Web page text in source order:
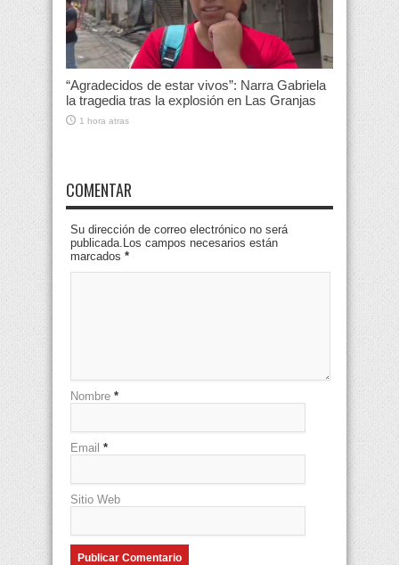
“Agradecidos de estar vivos”: Narra Gabriela
la tragedia tras la explosión en Las Granjas
1 hora atras
COMENTAR
Su dirección de correo electrónico no será
publicada.Los campos necesarios están
marcados *
Nombre *
Email *
Sitio Web